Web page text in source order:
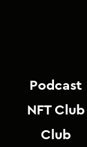
Podcast
NFT Club
Club